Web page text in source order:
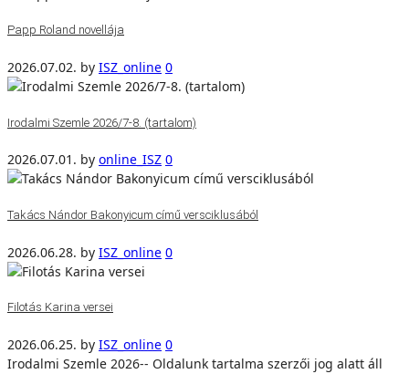
Papp Roland novellája
2026.07.02. by ISZ_online 0
Irodalmi Szemle 2026/7-8. (tartalom)
2026.07.01. by online_ISZ 0
Takács Nándor Bakonyicum című versciklusából
2026.06.28. by ISZ_online 0
Filotás Karina versei
2026.06.25. by ISZ_online 0
Irodalmi Szemle 2026-- Oldalunk tartalma szerzői jog alatt áll